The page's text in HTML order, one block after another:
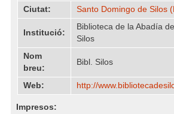
Ciutat: Santo Domingo de Silos
Institució:
Biblioteca de la Abadía
Silos
Nom
breu:
Bibl. Silos
Web: http:/​/​
Impresos: